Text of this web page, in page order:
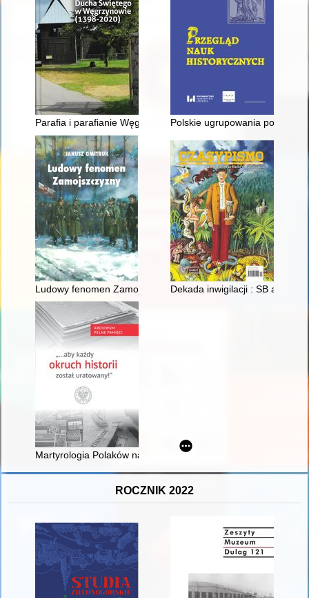
Parafia i parafianie Węgrzynowa w okresie międzywojennym
Polskie ugrupowania
Ludowy fenomen ZamojszczyznyDekada inwigilacji : SB a
Martyrologia Polaków na Wołyniu w czasie II wojny światowej
ROCZNIK 2022